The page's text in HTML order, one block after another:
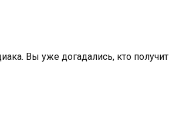
Вы уже догадались, кто получит